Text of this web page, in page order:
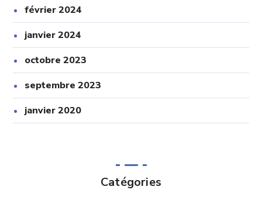
février 2024
janvier 2024
octobre 2023
septembre 2023
janvier 2020
Catégories